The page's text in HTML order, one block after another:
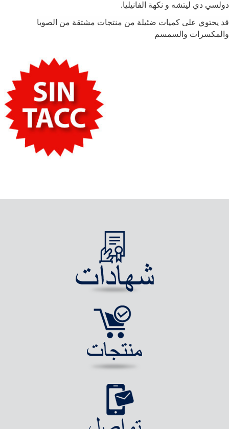
دولسي دي ليتشه و نكهة الفانيليا.
قد يحتوي على كميات ضئيلة من منتجات مشتقة من الصويا
والمكسرات والسمسم